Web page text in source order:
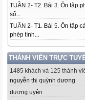
TUẦN 2- T2. Bài 3. Ôn tập
số...
TUẦN 2- T1. Bài 5. Ôn tập
phép tính...
THÀNH VIÊN TRỰC
1485 khách và 125 thành
nguyễn thị quỳnh dương
dương uyên